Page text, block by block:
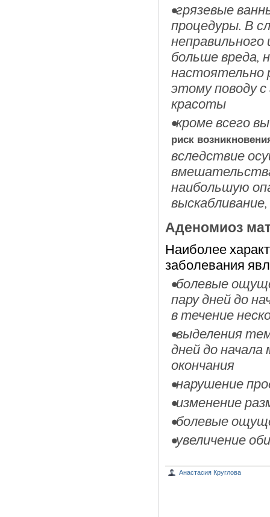
•грязевые
процедуры. В
больше вреда,
настоятельно
этому поводу
красоты
•кроме всего
риск
вследствие
наибольшую
Аденомиоз
Наиболее
заболевания
•болевые
пару дней до
в течение
•выделения
дней до
окончания
•нарушение
•изменение
•болевые
•увеличение
Анастасия Круглова